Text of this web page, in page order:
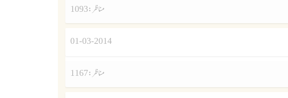
مناظر :1093
01-03-2014
مناظر :1167